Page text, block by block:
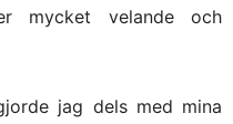
mycket velande och
jag dels med mina